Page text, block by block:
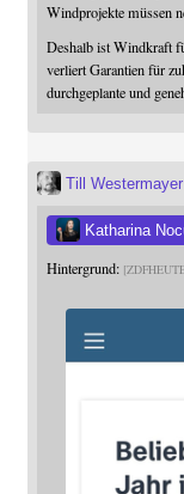
Windprojekte müssen
Deshalb ist Windkraft
verliert Garantien für
durchgeplante und
Till Westermayer
Katharina
Hintergrund: